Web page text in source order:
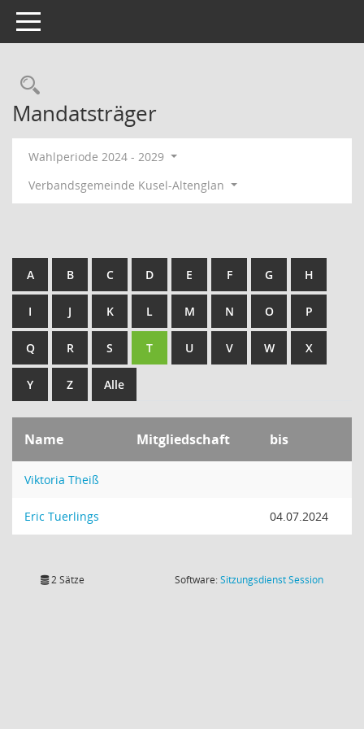
Toggle navigation
Rechercheauswahl
Mandatsträger
Wahlperiode 2024 - 2029
Verbandsgemeinde Kusel-Altenglan
A B C D E F G H
I J K L M N O P
Q R S T U V W X
Y Z Alle
Name Mitgliedschaft bis
Viktoria Theiß
Eric Tuerlings 04.07.2024
2 Sätze Software:SitzungsdienstSession(Wird in